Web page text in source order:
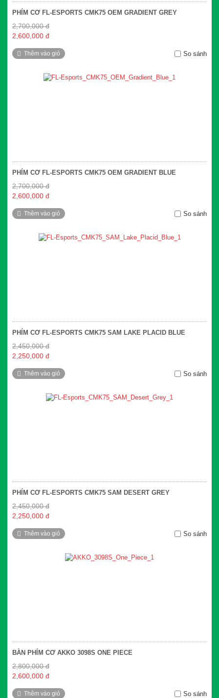
PHÍM CƠ FL-ESPORTS CMK75 OEM GRADIENT GREY
2,700,000 đ
2,600,000 đ
Thêm vào giỏ So sánh
PHÍM CƠ FL-ESPORTS CMK75 OEM GRADIENT BLUE
2,700,000 đ
2,600,000 đ
Thêm vào giỏ So sánh
PHÍM CƠ FL-ESPORTS CMK75 SAM LAKE PLACID BLUE
2,450,000 đ
2,250,000 đ
Thêm vào giỏ So sánh
PHÍM CƠ FL-ESPORTS CMK75 SAM DESERT GREY
2,450,000 đ
2,250,000 đ
Thêm vào giỏ So sánh
BÀN PHÍM CƠ AKKO 3098S ONE PIECE
2,800,000 đ
2,600,000 đ
Thêm vào giỏ So sánh